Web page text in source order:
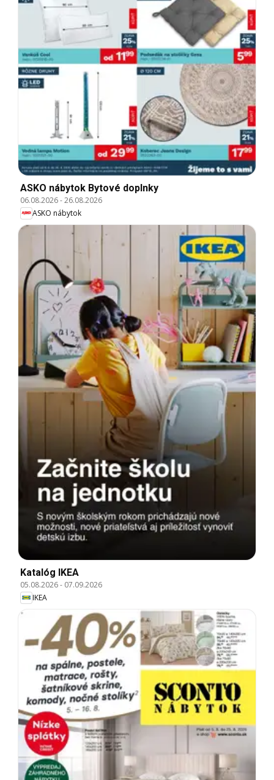
ASKO nábytok Bytové doplnky
06.08.2026-26.08.2026
ASKO nábytok
Katalóg IKEA
05.08.2026- 07.09.2026
IKEA